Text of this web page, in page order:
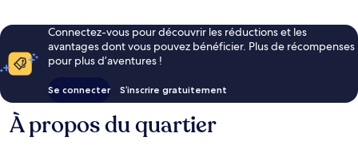
Connectez-vous pour découvrir les réductions et les
avantages dont vous pouvez bénéficier. Plus de récompenses
pour plus d’aventures !
Se connecter S’inscrire gratuitement
À propos du quartier